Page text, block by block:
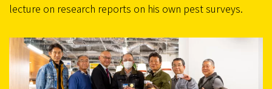
lecture on research reports on his own pest surveys.